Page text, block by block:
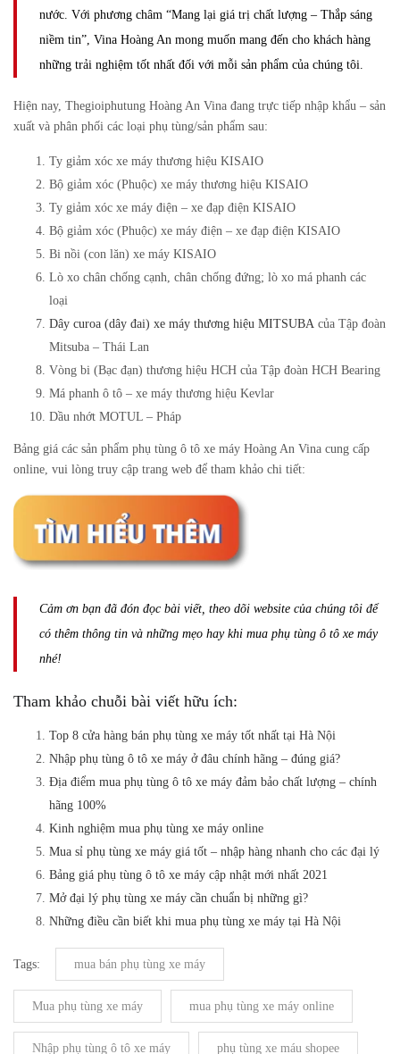
nước. Với phương châm “Mang lại giá trị chất lượng – Thắp sáng
niềm tin”, Vina Hoàng An mong muốn mang đến cho khách hàng
những trải nghiệm tốt nhất đối với mỗi sản phẩm của chúng tôi.
Hiện nay, Thegioiphutung Hoàng An Vina đang trực tiếp nhập khẩu – sản
xuất và phân phối các loại phụ tùng/sản phẩm sau:
Ty giảm xóc xe máy thương hiệu KISAIO
Bộ giảm xóc (Phuộc) xe máy thương hiệu KISAIO
Ty giảm xóc xe máy điện – xe đạp điện KISAIO
Bộ giảm xóc (Phuộc) xe máy điện – xe đạp điện KISAIO
Bi nồi (con lăn) xe máy KISAIO
Lò xo chân chống cạnh, chân chống đứng; lò xo má phanh các
loại
Dây curoa (dây đai) xe máy thương hiệu MITSUBA của Tập đoàn
Mitsuba – Thái Lan
Vòng bi (Bạc đạn) thương hiệu HCH của Tập đoàn HCH Bearing
Má phanh ô tô – xe máy thương hiệu Kevlar
Dầu nhớt MOTUL – Pháp
Bảng giá các sản phẩm phụ tùng ô tô xe máy Hoàng An Vina cung cấp
online, vui lòng truy cập trang web để tham khảo chi tiết:
Cảm ơn bạn đã đón đọc bài viết, theo dõi website của chúng tôi để
có thêm thông tin và những mẹo hay khi mua phụ tùng ô tô xe máy
nhé!
Tham khảo chuỗi bài viết hữu ích:
Top 8 cửa hàng bán phụ tùng xe máy tốt nhất tại Hà Nội
Nhập phụ tùng ô tô xe máy ở đâu chính hãng – đúng giá?
Địa điểm mua phụ tùng ô tô xe máy đảm bảo chất lượng – chính
hãng 100%
Kinh nghiệm mua phụ tùng xe máy online
Mua sỉ phụ tùng xe máy giá tốt – nhập hàng nhanh cho các đại lý
Bảng giá phụ tùng ô tô xe máy cập nhật mới nhất 2021
Mở đại lý phụ tùng xe máy cần chuẩn bị những gì?
Những điều cần biết khi mua phụ tùng xe máy tại Hà Nội
Tags: mua bán phụ tùng xe máy
Mua phụ tùng xe máy mua phụ tùng xe máy online
Nhập phụ tùng ô tô xe máy phụ tùng xe máu shopee